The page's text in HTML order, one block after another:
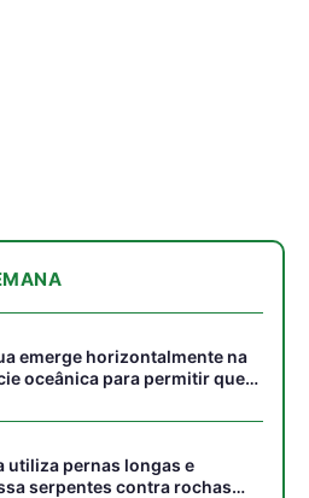
emerge horizontalmente na
oceânica para permitir que
em sua pele
utiliza pernas longas e
serpentes contra rochas